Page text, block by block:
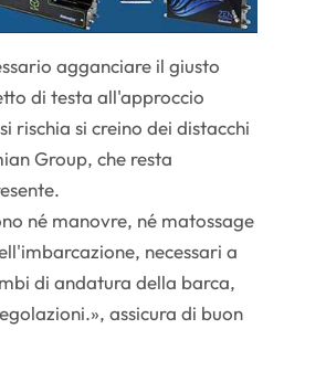
agganciare il giusto
di testa all'approccio
rischia si creino dei distacchi
Group, che resta
né manovre, né matossage
necessari a
di andatura della barca,
assicura di buon